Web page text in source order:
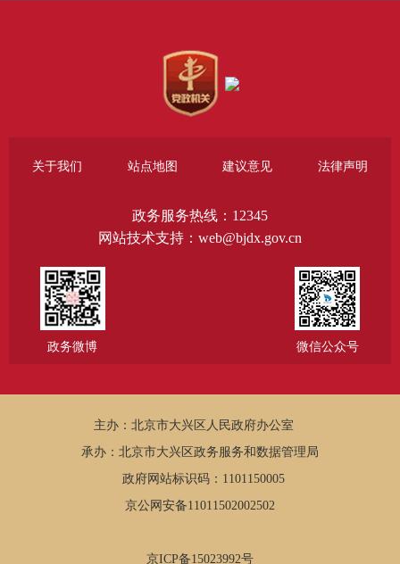
关于我们 站点地图 建议意见 法律声明
政务服务热线：12345
网站技术支持：web@bjdx.gov.cn
政务微博 微信公众号
主办：北京市大兴区人民政府办公室
承办：北京市大兴区政务服务和数据管理局
政府网站标识码：1101150005
京公网安备11011502002502
京ICP备15023992号